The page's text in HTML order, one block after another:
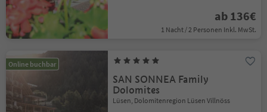
ab 136€
1 Nacht / 2 Personen Inkl. MwSt.
Online buchbar
SAN SONNEA Family
Dolomites
Lüsen, Dolomitenregion Lüsen Villnöss